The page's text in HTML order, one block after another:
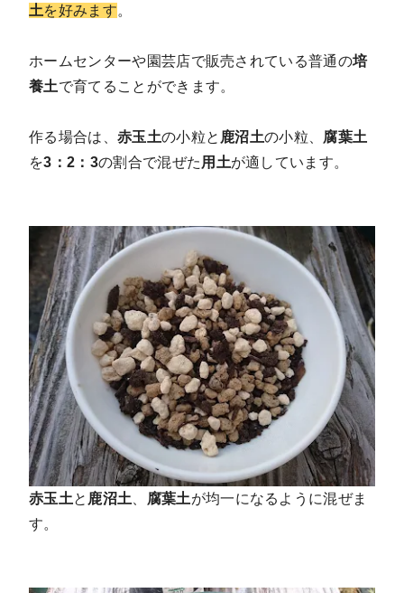
土を好みます。
ホームセンターや園芸店で販売されている普通の培
養土で育てることができます。
作る場合は、 赤玉土の小粒と 鹿沼土の小粒、 腐葉土
を3：2：3の割合で混ぜた 用土が適しています。
赤玉土と 鹿沼土 腐葉土が均一になるように混ぜま
す。